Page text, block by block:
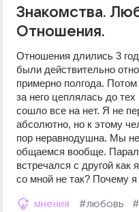
Знакомства.
Отношения.
Отношения длились 3
были действительно
примерно полгода.
за него цеплялась до тех
сошло все на нет. Я не
абсолютно, но к этому
пор неравнодушна. Мы
общаемся вообще.
встречался с другой как
со мной не так? Почему
мнения #любовь